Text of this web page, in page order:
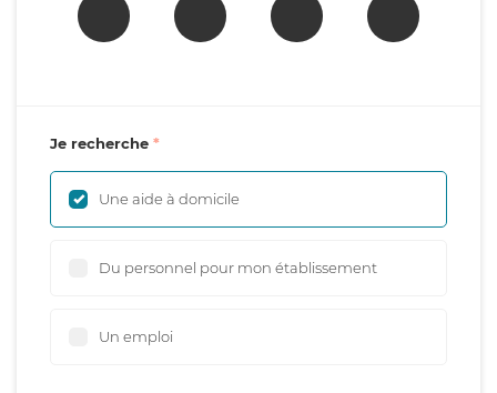
Je recherche
Une aide à domicile
Du personnel pour mon établissement
Un emploi